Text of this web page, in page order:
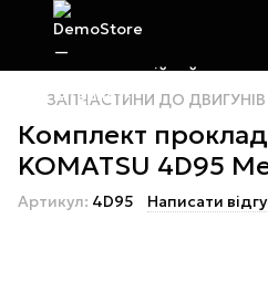
ЗАПЧАСТИНИ ДО ДВИГУНІВ
Комплект
KOMATSU 4D95
Артикул: 4D95 Написати